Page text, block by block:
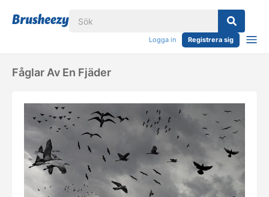
Logga in Registrera sig
Fåglar Av En Fjäder